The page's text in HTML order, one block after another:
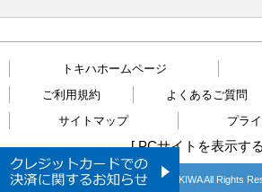
トキハホームページ
ご利用規約
よくあるご質問
サイトマップ
プラ
[PCサイトを表示する
Copyright © TOKIWA All Rights